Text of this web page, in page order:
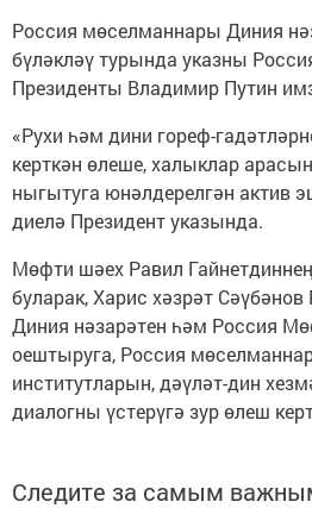
Россия мөселманнары Диния
бүләкләү турында указны
Президенты Владимир Путин
«Рухи һәм дини гореф-
керткән өлеше, халыклар
ныгытуга юнәлдерелгән актив
диелә Президент указында.
Мөфти шәех Равил
буларак, Харис хәзрәт
Диния нәзарәтен һәм Россия
оештыруга, Россия
институтларын, дәүләт-дин
диалогны үстерүгә зур өлеш
Следите за самым